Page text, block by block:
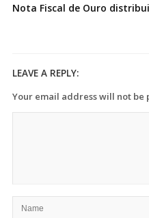
Nota Fiscal de Ouro
LEAVE A REPLY:
Your email address will not be